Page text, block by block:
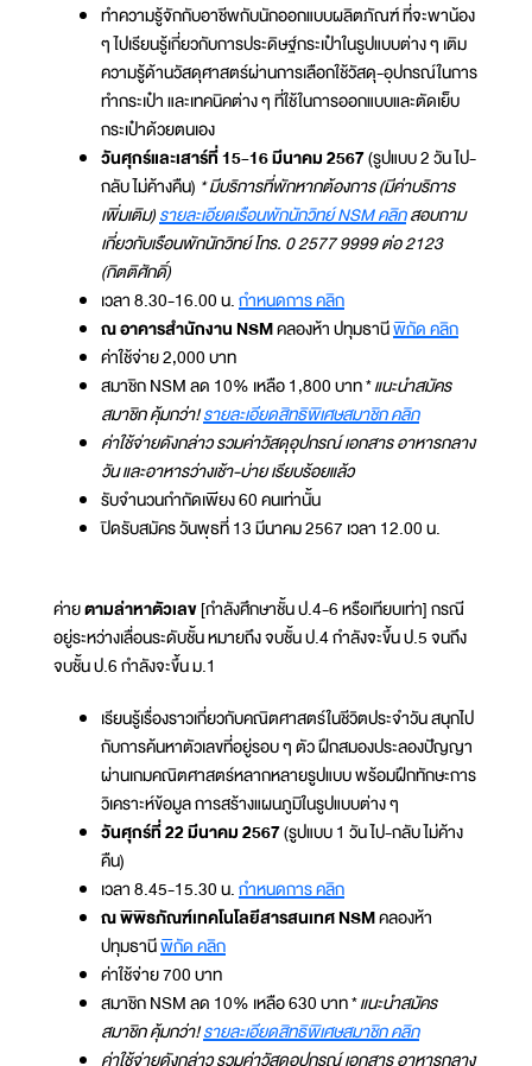
ทำความรู้จักกับอาชีพกับนักออกแบบผลิตภัณฑ์ ที่จะพาน้อง
ๆ ไปเรียนรู้เกี่ยวกับการประดิษฐ์กระเป๋าในรูปแบบต่าง ๆ เติม
ความรู้ด้านวัสดุศาสตร์ผ่านการเลือกใช้วัสดุ-อุปกรณ์ในการ
ทำกระเป๋า และเทคนิคต่าง ๆ ที่ใช้ในการออกแบบและตัดเย็บ
กระเป๋าด้วยตนเอง
วันศุกร์และเสาร์ที่ 15-16 มีนาคม 2567(รูปแบบ 2 วัน ไป-
กลับ ไม่ค้างคืน) * มีบริการที่พักหากต้องการ (มีค่าบริการ
เพิ่มเติม)รายละเอียดเรือนพักนักวิทย์ NSM คลิกสอบถาม
เกี่ยวกับเรือนพักนักวิทย์ โทร. 0 2577 9999 ต่อ 2123
(กิตติศักดิ์)
เวลา 8.30-16.00 น.กำหนดการ คลิก
ณ อาคารสำนักงาน NSMคลองห้า ปทุมธานีพิกัด คลิก
ค่าใช้จ่าย 2,000 บาท
สมาชิก NSM ลด 10% เหลือ 1,800 บาท *แนะนำสมัคร
สมาชิก คุ้มกว่า!รายละเอียดสิทธิพิเศษสมาชิก คลิก
ค่าใช้จ่ายดังกล่าว รวมค่าวัสดุอุปกรณ์ เอกสาร อาหารกลาง
วัน และอาหารว่างเช้า-บ่าย เรียบร้อยแล้ว
รับจำนวนกำกัดเพียง 60 คนเท่านั้น
ปิดรับสมัคร วันพุธที่ 13 มีนาคม 2567 เวลา 12.00 น.
ค่ายตามล่าหาตัวเลข[กำลังศึกษาชั้น ป.4-6 หรือเทียบเท่า] กรณี
อยู่ระหว่างเลื่อนระดับชั้น หมายถึง จบชั้น ป.4 กำลังจะขึ้น ป.5 จนถึง
จบชั้น ป.6 กำลังจะขึ้น ม.1
เรียนรู้เรื่องราวเกี่ยวกับคณิตศาสตร์ในชีวิตประจำวัน สนุกไป
กับการค้นหาตัวเลขที่อยู่รอบ ๆ ตัว ฝึกสมองประลองปัญญา
ผ่านเกมคณิตศาสตร์หลากหลายรูปแบบ พร้อมฝึกทักษะการ
วิเคราะห์ข้อมูล การสร้างแผนภูมิในรูปแบบต่าง ๆ
วันศุกร์ที่ 22 มีนาคม 2567(รูปแบบ 1 วัน ไป-กลับ ไม่ค้าง
คืน)
เวลา 8.45-15.30 น.กำหนดการ คลิก
ณ พิพิธภัณฑ์เทคโนโลยีสารสนเทศ NSMคลองห้า
ปทุมธานีพิกัด คลิก
ค่าใช้จ่าย 700 บาท
สมาชิก NSM ลด 10% เหลือ 630 บาท *แนะนำสมัคร
สมาชิก คุ้มกว่า!รายละเอียดสิทธิพิเศษสมาชิก คลิก